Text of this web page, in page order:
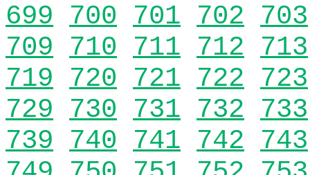
699 700 701 702 703
709 710 711 712 713
719 720 721 722 723
729 730 731 732 733
739 740 741 742 743